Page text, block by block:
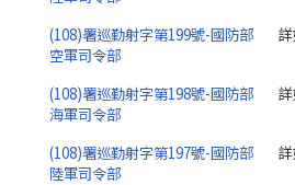
(108)署巡勤射字第199號-國防部
空軍司令部
(108)署巡勤射字第198號-國防部
海軍司令部
(108)署巡勤射字第197號-國防部
陸軍司令部